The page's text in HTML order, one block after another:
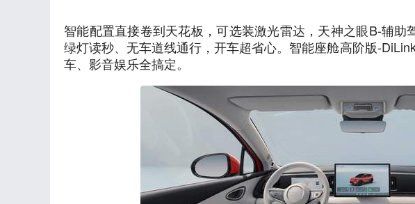
智能配置直接卷到天花板，可选装激光雷达，天神之眼B-辅
绿灯读秒、无车道线通行，开车超省心。智能座舱高阶版-
车、影音娱乐全搞定。